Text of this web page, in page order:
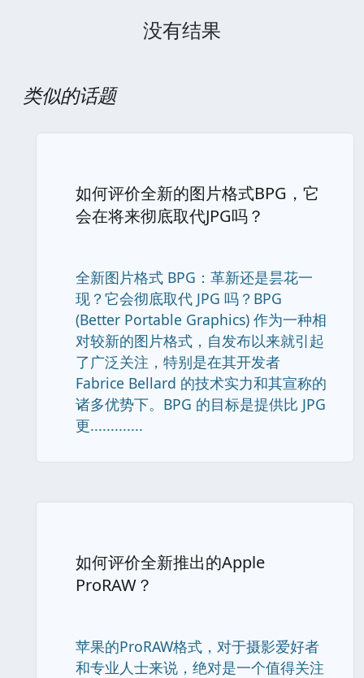
没有结果
类似的话题
如何评价全新的图片格式BPG，它
会在将来彻底取代JPG吗？
全新图片格式 BPG：革新还是昙花一
现？它会彻底取代 JPG 吗？BPG
(Better Portable Graphics) 作为一种相
对较新的图片格式，自发布以来就引起
了广泛关注，特别是在其开发者
Fabrice Bellard 的技术实力和其宣称的
诸多优势下。BPG 的目标是提供比 JPG
更.............
如何评价全新推出的Apple
ProRAW？
苹果的ProRAW格式，对于摄影爱好者
和专业人士来说，绝对是一个值得关注